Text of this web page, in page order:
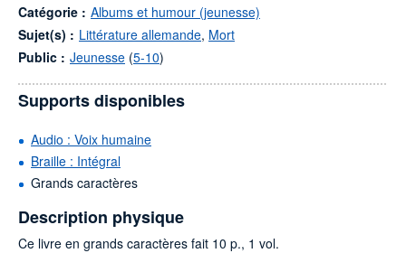
Catégorie : Albums et humour (jeunesse)
Sujet(s) : Littérature allemande, Mort
Public : Jeunesse (5-10)
Supports disponibles
Audio : Voix humaine
Braille : Intégral
Grands caractères
Description physique
Ce livre en grands caractères fait 10 p., 1 vol.